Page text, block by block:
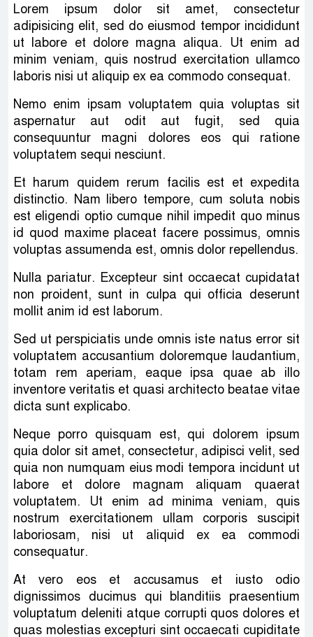
Lorem ipsum dolor sit amet, consectetur
adipisicing elit, sed do eiusmod tempor incididunt
ut labore et dolore magna aliqua. Ut enim ad
minim veniam, quis nostrud exercitation ullamco
laboris nisi ut aliquip ex ea commodo consequat.
Nemo enim ipsam voluptatem quia voluptas sit
aspernatur aut odit aut fugit, sed quia
consequuntur magni dolores eos qui ratione
voluptatem sequi nesciunt.
Et harum quidem rerum facilis est et expedita
distinctio. Nam libero tempore, cum soluta nobis
est eligendi optio cumque nihil impedit quo minus
id quod maxime placeat facere possimus, omnis
voluptas assumenda est, omnis dolor repellendus.
Nulla pariatur. Excepteur sint occaecat cupidatat
non proident, sunt in culpa qui officia deserunt
mollit anim id est laborum.
Sed ut perspiciatis unde omnis iste natus error sit
voluptatem accusantium doloremque laudantium,
totam rem aperiam, eaque ipsa quae ab illo
inventore veritatis et quasi architecto beatae vitae
dicta sunt explicabo.
Neque porro quisquam est, qui dolorem ipsum
quia dolor sit amet, consectetur, adipisci velit, sed
quia non numquam eius modi tempora incidunt ut
labore et dolore magnam aliquam quaerat
voluptatem. Ut enim ad minima veniam, quis
nostrum exercitationem ullam corporis suscipit
laboriosam, nisi ut aliquid ex ea commodi
consequatur.
At vero eos et accusamus et iusto odio
dignissimos ducimus qui blanditiis praesentium
voluptatum deleniti atque corrupti quos dolores et
quas molestias excepturi sint occaecati cupiditate